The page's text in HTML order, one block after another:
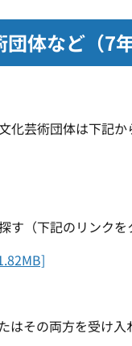
体など（7
芸術団体は下記
（下記のリンクを
その両方を受け入